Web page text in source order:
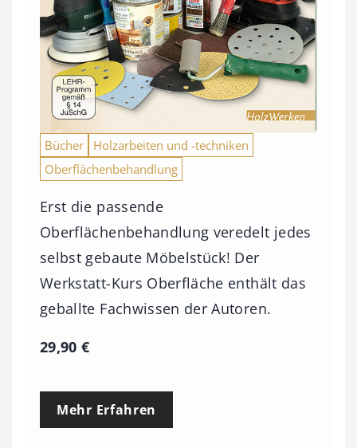
Bücher
Holzarbeiten und -techniken
Oberflächenbehandlung
Erst die passende
Oberflächenbehandlung veredelt jedes
selbst gebaute Möbelstück! Der
Werkstatt-Kurs Oberfläche enthält das
geballte Fachwissen der Autoren.
29,90€
Mehr Erfahren